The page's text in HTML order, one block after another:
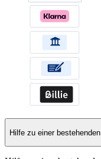
Hilfe zu einer